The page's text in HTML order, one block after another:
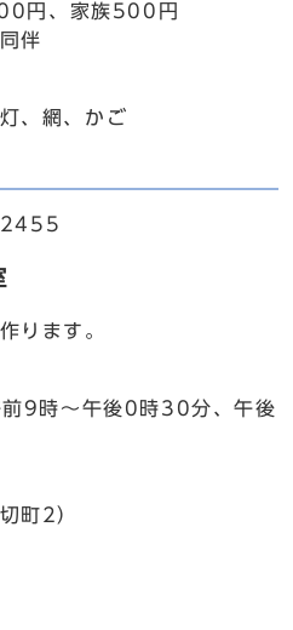
円、家族500円
伴
、網、かご
ります。
9時～午後0時30分、午後
町2）